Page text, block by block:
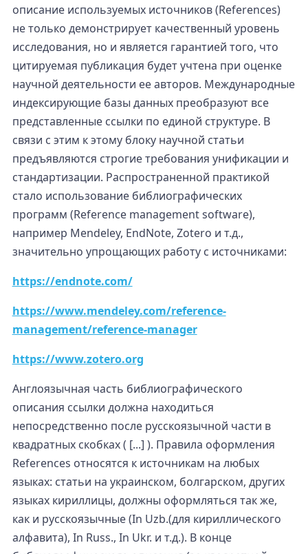
описание используемых источников (References)
не только демонстрирует качественный уровень
исследования, но и является гарантией того, что
цитируемая публикация будет учтена при оценке
научной деятельности ее авторов. Международные
индексирующие базы данных преобразуют все
представленные ссылки по единой структуре. В
связи с этим к этому блоку научной статьи
предъявляются строгие требования унификации и
стандартизации. Распространенной практикой
стало использование библиографических
программ (Reference management software),
например Mendeley, EndNote, Zotero и т.д.,
значительно упрощающих работу с источниками:
https://endnote.com/
https://www.mendeley.com/reference-
management/reference-manager
https://www.zotero.org
Англоязычная часть библиографического
описания ссылки должна находиться
непосредственно после русскоязычной части в
квадратных скобках ( [...] ). Правила оформления
References относятся к источникам на любых
языках: статьи на украинском, болгарском, других
языках кириллицы, должны оформляться так же,
как и русскоязычные (In Uzb.(для кириллического
алфавита), In Russ., In Ukr. и т.д.). В конце